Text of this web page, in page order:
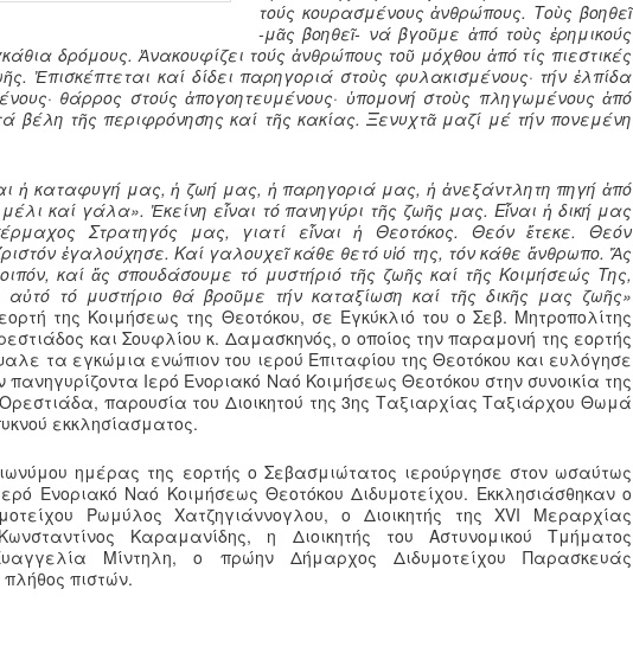
τούς κουρασμένους ἀνθρώπους. Τοὺς βοηθεῖ
-μᾶς βοηθεῖ- νά βγοῦμε ἀπό τοὺς ἐρημικούς
δρόμους. Ἀνακουφίζει τούς ἀνθρώπους τοῦ μόχθου ἀπό τίς πιεστικές
Ἐπισκέπτεται καί δίδει παρηγοριά στοὺς φυλακισμένους· τήν ἐλπίδα
θάρρος στούς ἀπογοητευμένους· ὑπομονή στοὺς πληγωμένους ἀπό
βέλη τῆς περιφρόνησης καί τῆς κακίας. Ξενυχτᾶ μαζί μέ τήν πονεμένη
ἡ καταφυγή μας, ἡ ζωή μας, ἡ παρηγοριά μας, ἡ ἀνεξάντλητη πηγή ἀπό
καί γάλα». Ἐκείνη εἶναι τό πανηγύρι τῆς ζωῆς μας. Εἶναι ἡ δική μας
Στρατηγός μας, γιατί εἶναι ἡ Θεοτόκος. Θεόν ἔτεκε. Θεόν
ἐγαλούχησε. Καί γαλουχεῖ κάθε θετό υἱό της, τόν κάθε ἄνθρωπο. Ἄς
καί ἄς σπουδάσουμε τό μυστήριό τῆς ζωῆς καί τῆς Κοιμήσεώς Της,
αὐτό τό μυστήριο θά βροῦμε τήν καταξίωση καί τῆς δικῆς μας ζωῆς»
της Κοιμήσεως της Θεοτόκου, σε Εγκύκλιό του ο Σεβ. Μητροπολίτης
και Σουφλίου κ. Δαμασκηνός, ο οποίος την παραμονή της εορτής
τα εγκώμια ενώπιον του ιερού Επιταφίου της Θεοτόκου και ευλόγησε
πανηγυρίζοντα Ιερό Ενοριακό Ναό Κοιμήσεως Θεοτόκου στην συνοικία της
παρουσία του Διοικητού της 3ης Ταξιαρχίας Ταξιάρχου Θωμά
εκκλησίασματος.
ημέρας της εορτής ο Σεβασμιώτατος ιερούργησε στον ωσαύτως
Ενοριακό Ναό Κοιμήσεως Θεοτόκου Διδυμοτείχου. Εκκλησιάσθηκαν ο
Ρωμύλος Χατζηγιάννογλου, ο Διοικητής της XVI Μεραρχίας
Καραμανίδης, η Διοικητής του Αστυνομικού Τμήματος
Μίντηλη, ο πρώην Δήμαρχος Διδυμοτείχου Παρασκευάς
πιστών.